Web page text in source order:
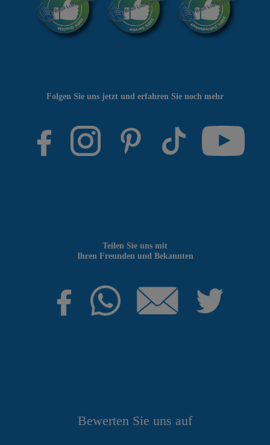
Bewerten Sie uns auf
Teilen Sie uns mit
Ihren Freunden und Bekannten
Folgen Sie uns jetzt und erfahren Sie noch mehr